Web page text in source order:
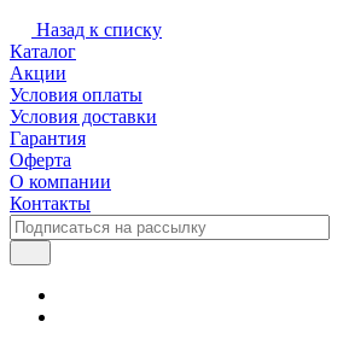
Назад к списку
Каталог
Акции
Условия оплаты
Условия доставки
Гарантия
Оферта
О компании
Контакты